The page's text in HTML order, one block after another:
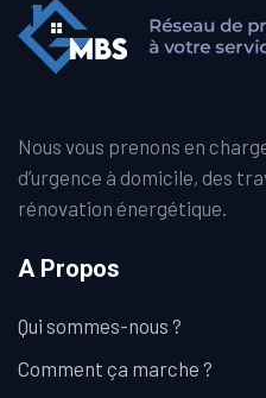
Nous vous prenons en
d’urgence à domicile, des
rénovation énergétique.
A Propos
Qui sommes-nous ?
Comment ça marche ?